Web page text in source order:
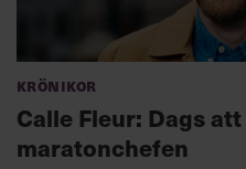
Krönikor
Calle Fleur: Dags
maratonchefen